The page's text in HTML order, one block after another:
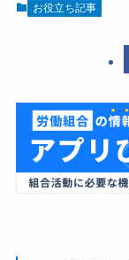
お役立ち記事